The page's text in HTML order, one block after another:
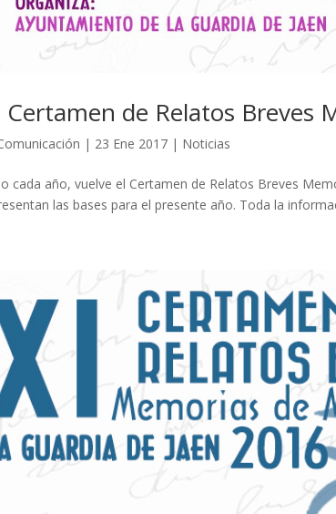
Certamen de Relatos Breves
| 23 Ene 2017| Noticias
cada año, vuelve el Certamen de Relatos Breves
las bases para el presente año. Toda la